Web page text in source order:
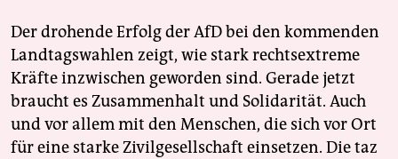
Der drohende Erfolg der AfD bei den kommenden
Landtagswahlen zeigt, wie stark rechtsextreme
Kräfte inzwischen geworden sind. Gerade jetzt
braucht es Zusammenhalt und Solidarität. Auch
und vor allem mit den Menschen, die sich vor Ort
für eine starke Zivilgesellschaft einsetzen. Die taz